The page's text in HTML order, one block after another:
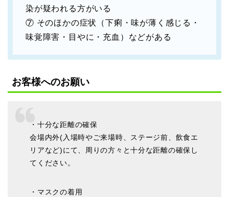
染が疑われる方がいる
⑦ そのほかの症状（下痢・味が薄く感じる・
味覚障害・目やに・充血）などがある
お客様へのお願い
・十分な距離の確保
会場内外(入場時やご来場時、ステージ前、飲食エ
リアなど)にて、周りの方々と十分な距離の確保し
てください。
・マスクの着用